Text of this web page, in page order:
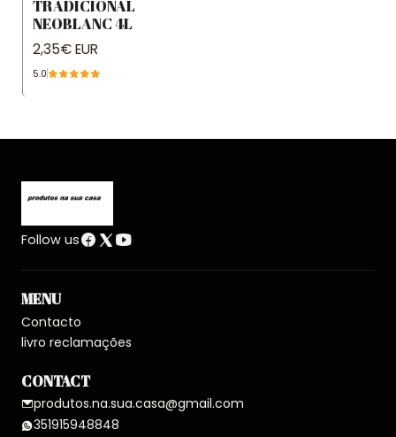
TRADICIONAL
NEOBLANC 4L
2,35€ EUR
5.0
Follow us
MENU
Contacto
livro reclamações
CONTACT
produtos.na.sua.casa@gmail.com
351915948848